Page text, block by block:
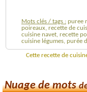
Mots clés / tags : puree
poireaux, recette de
cuisine navet, recette
cuisine légumes, purée
Cette recette de
Nuage de mots